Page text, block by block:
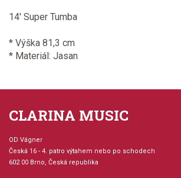
14' Super Tumba
* Výška 81,3 cm
* Materiál: Jasan
CLARINA MUSIC
OD Vágner
Česká 16 - 4. patro výtahem nebo po schodech
602 00 Brno, Česká republika